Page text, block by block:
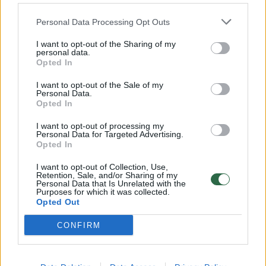
Personal Data Processing Opt Outs
I want to opt-out of the Sharing of my
personal data.
Opted In
I want to opt-out of the Sale of my
Personal Data.
Opted In
I want to opt-out of processing my
Personal Data for Targeted Advertising.
Opted In
I want to opt-out of Collection, Use,
Retention, Sale, and/or Sharing of my
Personal Data that Is Unrelated with the
Purposes for which it was collected.
Opted Out
CONFIRM
32 laipsnių šilumos
Žinios | Orai
Nufilmavo, kaip patvino Vilniaus Vakarinis aplinkkelis:
Žinios | Lietuvos diena
00:00:55
Avarija Vilniuje: į stotelę įsirėžęs automobilis sužalojo
dvi moteris
Žinios | Lietuvos diena